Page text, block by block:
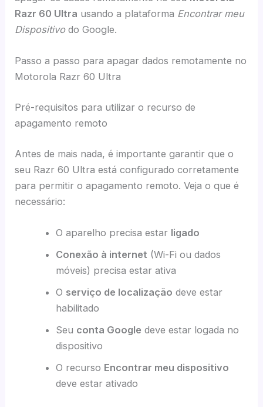
Razr 60 Ultra usando a plataforma Encontrar meu
Dispositivodo Google.
Passo a passo para apagar dados remotamente no
Motorola Razr 60 Ultra
Pré-requisitos para utilizar o recurso de
apagamento remoto
Antes de mais nada, é importante garantir que o
seu Razr 60 Ultra está configurado corretamente
para permitir o apagamento remoto. Veja o que é
necessário:
O aparelho precisa estar ligado
Conexão à internet (Wi-Fi ou dados
móveis) precisa estar ativa
O serviço de localização deve estar
habilitado
Seu conta Google deve estar logada no
dispositivo
O recurso Encontrar meu dispositivo
deve estar ativado